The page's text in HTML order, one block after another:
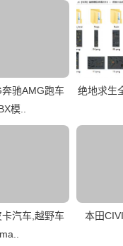
驰AMG跑车
模..
绝地求生
汽车,越野车
ma..
本田